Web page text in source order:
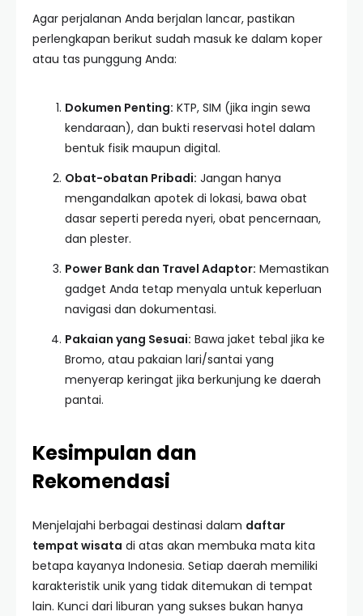
Agar perjalanan Anda berjalan lancar, pastikan
perlengkapan berikut sudah masuk ke dalam koper
atau tas punggung Anda:
Dokumen Penting: KTP, SIM (jika ingin sewa
kendaraan), dan bukti reservasi hotel dalam
bentuk fisik maupun digital.
Obat-obatan Pribadi: Jangan hanya
mengandalkan apotek di lokasi, bawa obat
dasar seperti pereda nyeri, obat pencernaan,
dan plester.
Power Bank dan Travel Adaptor: Memastikan
gadget Anda tetap menyala untuk keperluan
navigasi dan dokumentasi.
Pakaian yang Sesuai: Bawa jaket tebal jika ke
Bromo, atau pakaian lari/santai yang
menyerap keringat jika berkunjung ke daerah
pantai.
Kesimpulan dan
Rekomendasi
Menjelajahi berbagai destinasi dalam daftar
tempat wisata di atas akan membuka mata kita
betapa kayanya Indonesia. Setiap daerah memiliki
karakteristik unik yang tidak ditemukan di tempat
lain. Kunci dari liburan yang sukses bukan hanya